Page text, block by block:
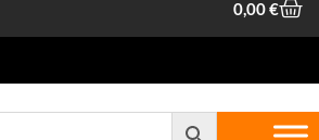
0,00€